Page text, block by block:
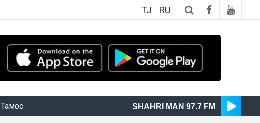
TJ RU
Тамос SHAHRI MAN 97.7 FM